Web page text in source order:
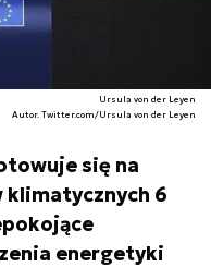
Ursula von der Leyen
Autor. Twitter.com/Ursula von der Leyen
się na
klimatycznych 6
energetyki